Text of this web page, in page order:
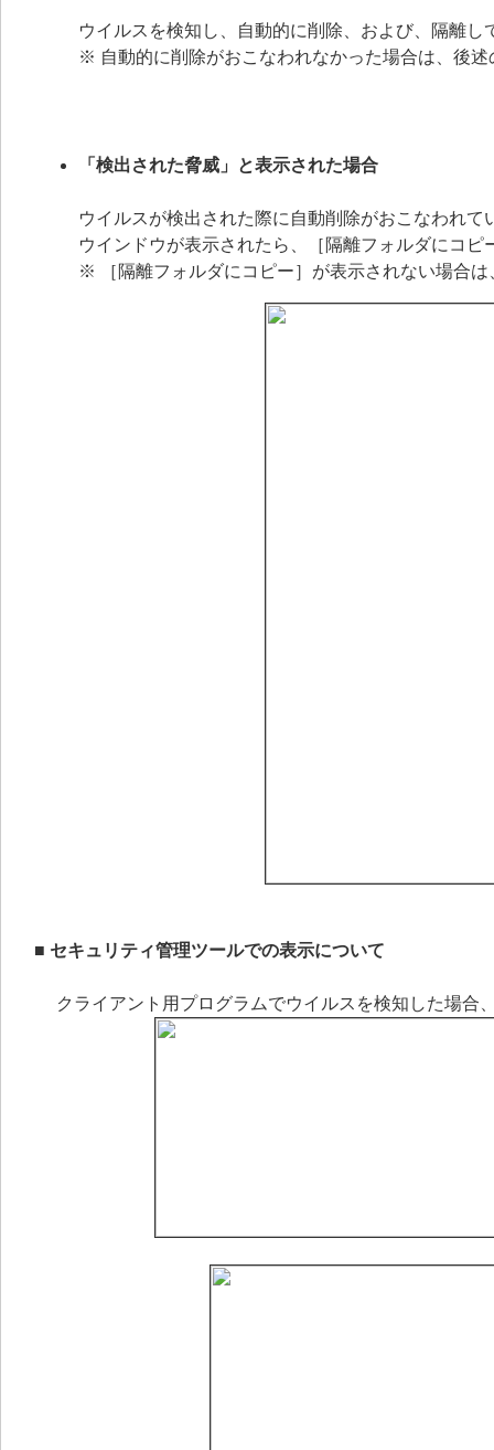
ウイルスを検知し、自動的に削除、および、隔離
※ 自動的に削除がおこなわれなかった場合は、後
「検出された脅威」と表示された場合
ウイルスが検出された際に自動削除がおこなわれ
ウインドウが表示されたら、［隔離フォルダにコ
※ ［隔離フォルダにコピー］が表示されない場合
■ セキュリティ管理ツールでの表示について
クライアント用プログラムでウイルスを検知した場合